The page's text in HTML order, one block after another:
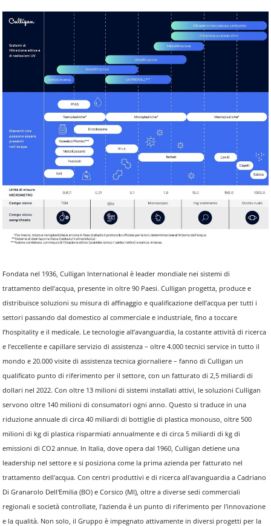
Fondata nel 1936, Culligan International è leader mondiale nei sistemi di
trattamento dell’acqua, presente in oltre 90 Paesi. Culligan progetta, produce e
distribuisce soluzioni su misura di affinaggio e qualificazione dell’acqua per tutti i
settori passando dal domestico al commerciale e industriale, fino a toccare
l’hospitality e il medicale. Le tecnologie all’avanguardia, la costante attività di ricerca
e l’eccellente e capillare servizio di assistenza – oltre 4.000 tecnici service in tutto il
mondo e 20.000 visite di assistenza tecnica giornaliere – fanno di Culligan un
qualificato punto di riferimento per il settore, con un fatturato di 2,5 miliardi di
dollari nel 2022. Con oltre 13 milioni di sistemi installati attivi, le soluzioni Culligan
servono oltre 140 milioni di consumatori ogni anno. Questo si traduce in una
riduzione annuale di circa 40 miliardi di bottiglie di plastica monouso, oltre 500
milioni di kg di plastica risparmiati annualmente e di circa 5 miliardi di kg di
emissioni di CO2 annue. In Italia, dove opera dal 1960, Culligan detiene una
leadership nel settore e si posiziona come la prima azienda per fatturato nel
trattamento dell'acqua. Con centri produttivi e di ricerca all'avanguardia a Cadriano
Di Granarolo Dell'Emilia (BO) e Corsico (MI), oltre a diverse sedi commerciali
regionali e società controllate, l'azienda è un punto di riferimento per l'innovazione
e la qualità. Non solo, il Gruppo è impegnato attivamente in diversi progetti per la